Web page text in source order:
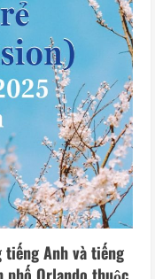
tiếng Anh và tiếng
phố Orlando thuộc